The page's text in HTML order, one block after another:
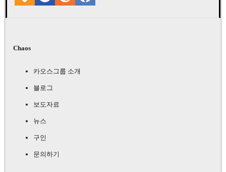
Chaos
카오스그룹 소개
블로그
보도자료
뉴스
구인
문의하기